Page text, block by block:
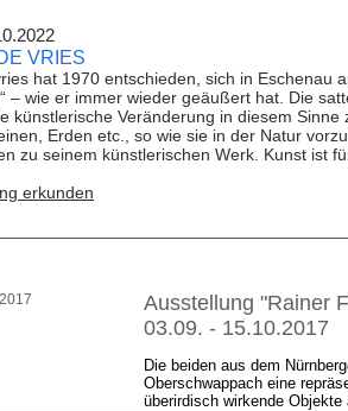
-
VRIES
hat 1970 entschieden, sich in Eschenau
– wie er immer wieder geäußert hat. Die
künstlerische Veränderung in diesem
Erden etc., so wie sie in der Natur
zu seinem künstlerischen Werk. Kunst ist
erkunden
Ausstellung "Rainer
03.09. - 15.10.2017
Die beiden aus dem
Oberschwappach eine
überirdisch wirkende